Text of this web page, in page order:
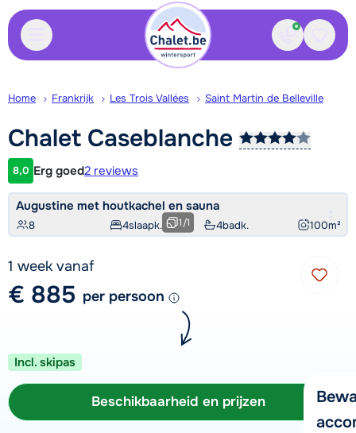
Contact
Home Frankrijk Les Trois Vallées Saint Martin de Belleville
Chalet Caseblanche
Klantwaardering
8,0 Erg goed2 reviews
Augustine met houtkachel en sauna
8 4slaapk. 4badk. 100m²
1/1
1 week vanaf
€ 885 per persoon
Incl. skipas
Beschikbaarheid en prijzen